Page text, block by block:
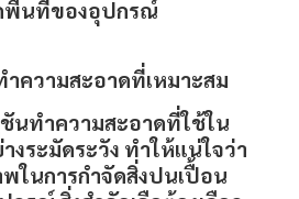
พื้นที่ของอุปกรณ์
ำความสะอาดที่เหมาะสม
ชันทำความสะอาดที่ใช้ใน
งระมัดระวัง ทำให้แน่ใจว่า
ในการกำจัดสิ่งปนเปื้อน